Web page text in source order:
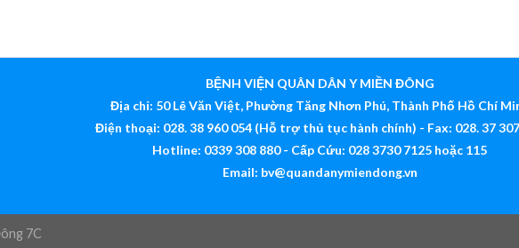
BỆNH VIỆN QUÂN DÂN Y MIỀN ĐÔNG
Địa chỉ: 50 Lê Văn Việt, Phường Tăng Nhơn Phú, Thành Phố Hồ Chí
Điện thoại: 028. 38 960 054 (Hỗ trợ thủ tục hành chính) - Fax: 028. 37
Hotline: 0339 308 880 - Cấp Cứu: 028 3730 7125 hoặc 115
Email: bv@quandanymiendong.vn
7C